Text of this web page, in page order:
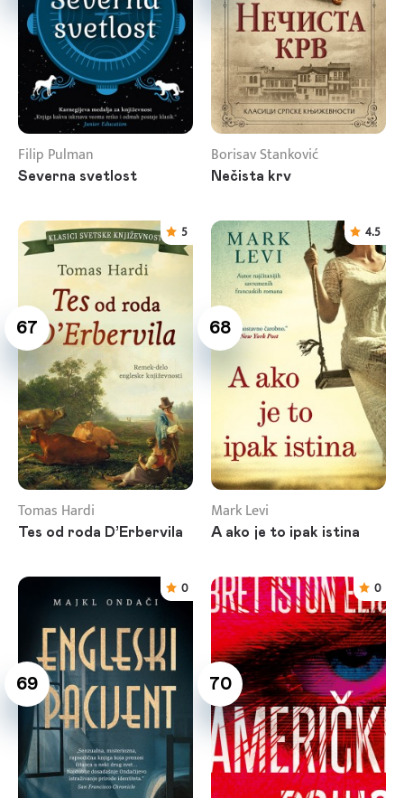
Filip Pulman
Severna svetlost
Borisav Stanković
Nečista krv
67
5
Tomas Hardi
Tes od roda D’Erbervila
68
4.5
Mark Levi
A ako je to ipak istina
69
0
70
0